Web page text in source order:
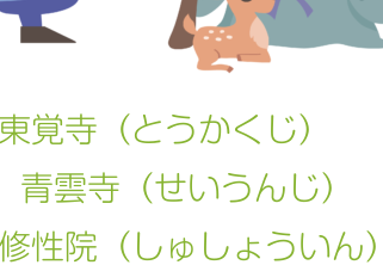
覚寺（とうかくじ）
雲寺（せいうんじ）
性院（しゅしょういん）